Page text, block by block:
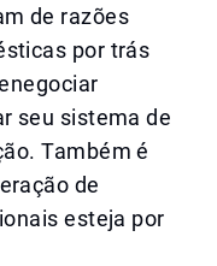
de razões
por trás
seu sistema de
Também é
de
esteja por